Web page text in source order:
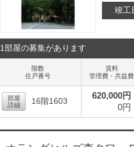
竣工
1部屋の募集があります
階数
住戸番号
賃料
管理費・共益費
部屋
詳細
16階1603
620,000円
0円